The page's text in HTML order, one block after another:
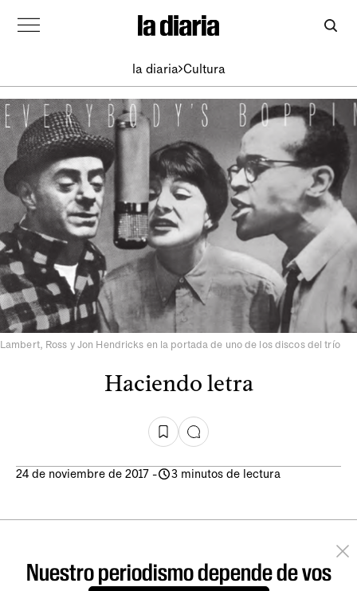
la diaria Cultura
Lambert, Ross y Jon Hendricks en la portada de uno de los discos del trío
Haciendo letra
24 de noviembre de 2017 - 3 minutos de lectura
Nuestro periodismo depende de vos